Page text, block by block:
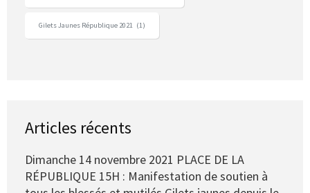
Gilets Jaunes République 2021 (1)
Articles récents
Dimanche 14 novembre 2021 PLACE DE LA
RÉPUBLIQUE 15H : Manifestation de soutien à